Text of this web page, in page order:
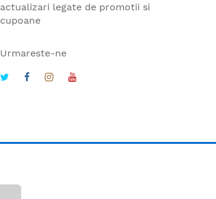
actualizari legate de promotii si
cupoane
Urmareste-ne